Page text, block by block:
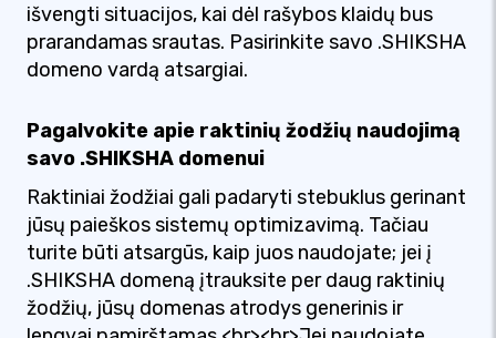
išvengti situacijos, kai dėl rašybos klaidų bus
prarandamas srautas. Pasirinkite savo .SHIKSHA
domeno vardą atsargiai.
Pagalvokite apie raktinių žodžių naudojimą
savo .SHIKSHA domenui
Raktiniai žodžiai gali padaryti stebuklus gerinant
jūsų paieškos sistemų optimizavimą. Tačiau
turite būti atsargūs, kaip juos naudojate; jei į
.SHIKSHA domeną įtrauksite per daug raktinių
žodžių, jūsų domenas atrodys generinis ir